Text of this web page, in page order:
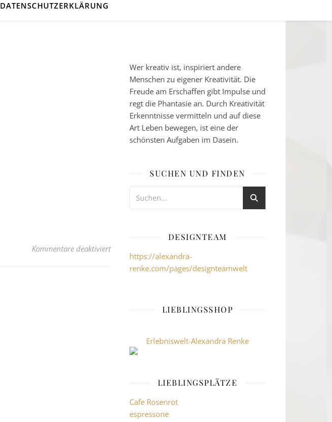
DATENSCHUTZERKLÄRUNG
Kommentare deaktiviertfür
Wer kreativ ist, inspiriert andere
Menschen zu eigener Kreativität. Die
Freude am Erschaffen gibt Impulse und
regt die Phantasie an. Durch Kreativität
Erkenntnisse vermitteln und auf diese
Art Leben bewegen, ist eine der
schönsten Aufgaben im Dasein.
SUCHEN UND FINDEN
DESIGNTEAM
https://alexandra-
renke.com/pages/designteamwelt
LIEBLINGSSHOP
Erlebniswelt-Alexandra Renke
LIEBLINGSPLÄTZE
Cafe Rosenrot
espressone